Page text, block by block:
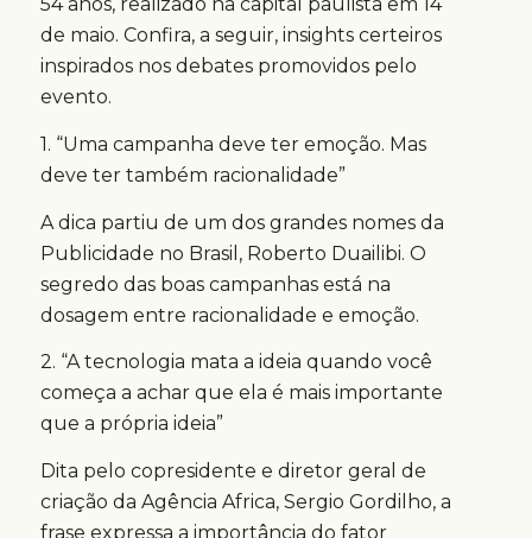
54 anos, realizado na capital paulista em 14
de maio. Confira, a seguir, insights certeiros
inspirados nos debates promovidos pelo
evento.
1. “Uma campanha deve ter emoção. Mas
deve ter também racionalidade”
A dica partiu de um dos grandes nomes da
Publicidade no Brasil, Roberto Duailibi. O
segredo das boas campanhas está na
dosagem entre racionalidade e emoção.
2. “A tecnologia mata a ideia quando você
começa a achar que ela é mais importante
que a própria ideia”
Dita pelo copresidente e diretor geral de
criação da Agência Africa, Sergio Gordilho, a
frase expressa a importância do fator